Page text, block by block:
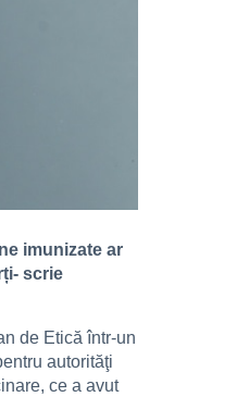
imunizate ar
scrie
de Etică într-un
autorităţi
ce a avut